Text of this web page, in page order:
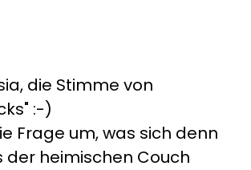
die Stimme von
:-)
Frage um, was sich denn
der heimischen Couch